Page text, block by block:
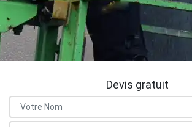
Devis gratuit